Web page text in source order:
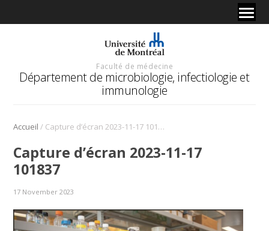
Faculté de médecine
Département de microbiologie, infectiologie et
immunologie
Accueil / Capture d’écran 2023-11-17 101837
Capture d’écran 2023-11-17
101837
17 November 2023